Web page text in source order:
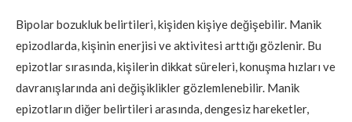
Bipolar bozukluk belirtileri, kişiden kişiye değişebilir. Manik
epizodlarda, kişinin enerjisi ve aktivitesi arttığı gözlenir. Bu
epizotlar sırasında, kişilerin dikkat süreleri, konuşma hızları ve
davranışlarında ani değişiklikler gözlemlenebilir. Manik
epizotların diğer belirtileri arasında, dengesiz hareketler,